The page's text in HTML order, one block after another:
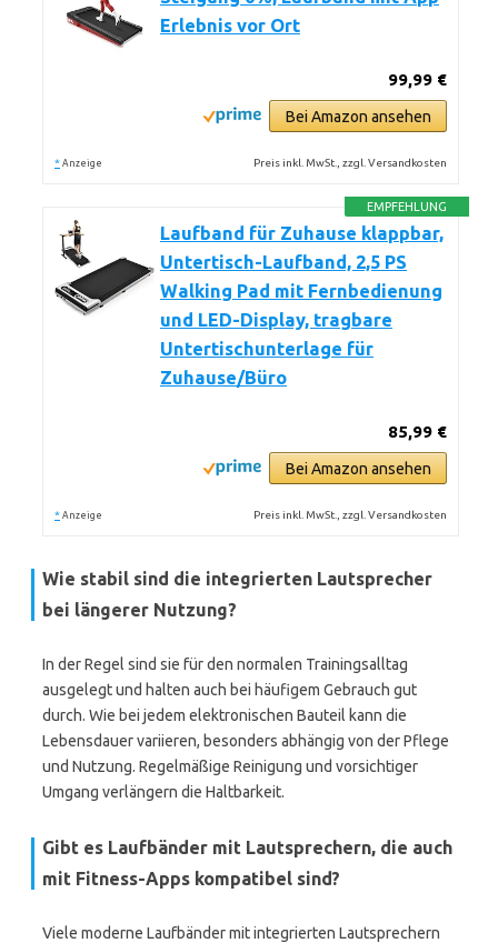
Erlebnis vor Ort
99,99 €
Bei Amazon ansehen
* Anzeige Preis inkl. MwSt., zzgl. Versandkosten
EMPFEHLUNG
Laufband für Zuhause klappbar,
Untertisch-Laufband, 2,5 PS
Walking Pad mit Fernbedienung
und LED-Display, tragbare
Untertischunterlage für
Zuhause/Büro
85,99 €
Bei Amazon ansehen
* Anzeige Preis inkl. MwSt., zzgl. Versandkosten
Wie stabil sind die integrierten Lautsprecher
bei längerer Nutzung?
In der Regel sind sie für den normalen Trainingsalltag
ausgelegt und halten auch bei häufigem Gebrauch gut
durch. Wie bei jedem elektronischen Bauteil kann die
Lebensdauer variieren, besonders abhängig von der Pflege
und Nutzung. Regelmäßige Reinigung und vorsichtiger
Umgang verlängern die Haltbarkeit.
Gibt es Laufbänder mit Lautsprechern, die auch
mit Fitness-Apps kompatibel sind?
Viele moderne Laufbänder mit integrierten Lautsprechern